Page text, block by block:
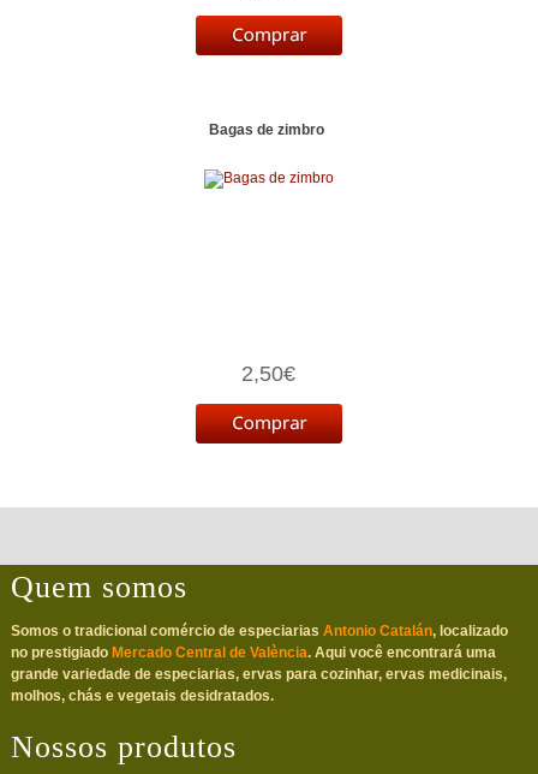
Bagas de zimbro
2,50€
Quem somos
Somos o tradicional comércio de especiarias Antonio Catalán, localizado
no prestigiado Mercado Central de València. Aqui você encontrará uma
grande variedade de especiarias, ervas para cozinhar, ervas medicinais,
molhos, chás e vegetais desidratados.
Nossos produtos